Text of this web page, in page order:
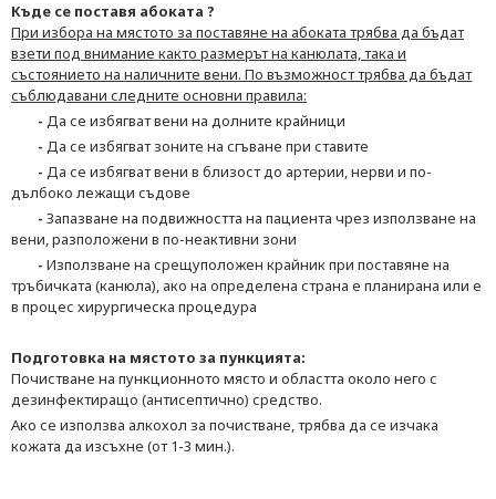
Къде се поставя абоката ?
При избора на мястото за поставяне на абоката трябва да бъдат
взети под внимание както размерът на канюлата, така и
състоянието на наличните вени. По възможност трябва да бъдат
съблюдавани следните основни правила:
- Да се избягват вени на долните крайници
- Да се избягват зоните на сгъване при ставите
- Да се избягват вени в близост до артерии, нерви и по-
дълбоко лежащи съдове
- Запазване на подвижността на пациента чрез използване на
вени, разположени в по-неактивни зони
- Използване на срещуположен крайник при поставяне на
тръбичката (канюла), ако на определена страна е планирана или е
в процес хирургическа процедура
Подготовка на мястото за пункцията:
Почистване на пункционното място и областта около него с
дезинфектиращо (антисептично) средство.
Ако се използва алкохол за почистване, трябва да се изчака
кожата да изсъхне (от 1-3 мин.).